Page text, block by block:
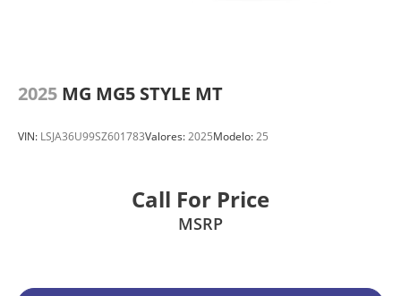
2025 MG MG5 STYLE MT
VIN: LSJA36U99SZ601783Valores:2025Modelo:25
Call For Price
MSRP